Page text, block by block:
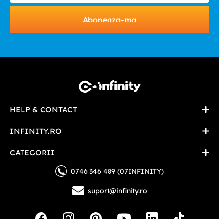
Aboneaza-ma
HELP & CONTACT
INFINITY.RO
CATEGORII
0746 346 489 (07INFINITY)
suport@infinity.ro